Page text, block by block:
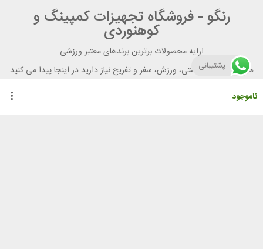
ناموجود
رنگو - فروشگاه تجهیزات کمپینگ و
کوهنوردی
ارایه محصولات برترین برندهای معتبر ورزشی
هر آنچه برای تندرستی، ورزش، سفر و تفریح نیاز دارید در اینجا پیدا می کنید
پشتیبانی